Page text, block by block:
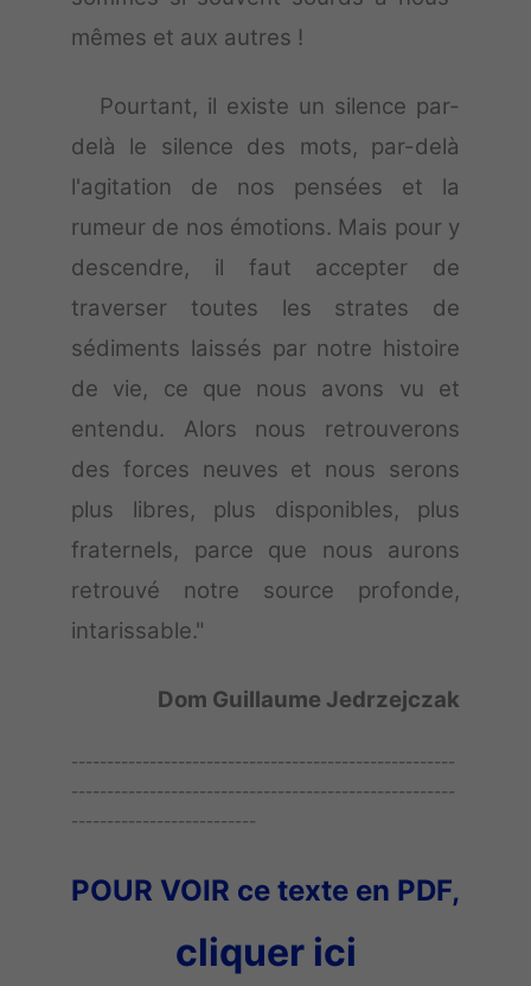
mêmes et aux autres !
Pourtant, il existe un silence par-
delà le silence des mots, par-delà
l'agitation de nos pensées et la
rumeur de nos émotions. Mais pour y
descendre, il faut accepter de
traverser toutes les strates de
sédiments laissés par notre histoire
de vie, ce que nous avons vu et
entendu. Alors nous retrouverons
des forces neuves et nous serons
plus libres, plus disponibles, plus
fraternels, parce que nous aurons
retrouvé notre source profonde,
intarissable."
Dom Guillaume Jedrzejczak
------------------------------------------------------
------------------------------------------------------
--------------------------
POUR VOIR ce texte en PDF,
cliquer ici